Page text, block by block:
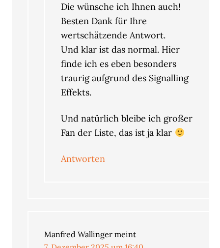
Die wünsche ich Ihnen auch!
Besten Dank für Ihre
wertschätzende Antwort.
Und klar ist das normal. Hier
finde ich es eben besonders
traurig aufgrund des Signalling
Effekts.
Und natürlich bleibe ich großer
Fan der Liste, das ist ja klar
Antworten
Manfred Wallinger meint